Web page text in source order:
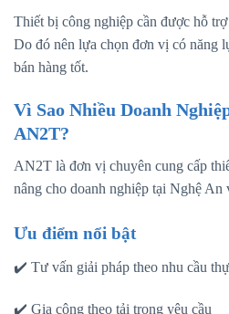
Thiết bị công nghiệp cần được hỗ
Do đó nên lựa chọn đơn vị có năng
bán hàng tốt.
Vì Sao Nhiều Doanh
AN2T?
AN2T là đơn vị chuyên cung cấp
nâng cho doanh nghiệp tại Nghệ An
Ưu điểm nổi bật
✔️ Tư vấn giải pháp theo nhu cầu
✔️ Gia công theo tải trọng yêu cầu